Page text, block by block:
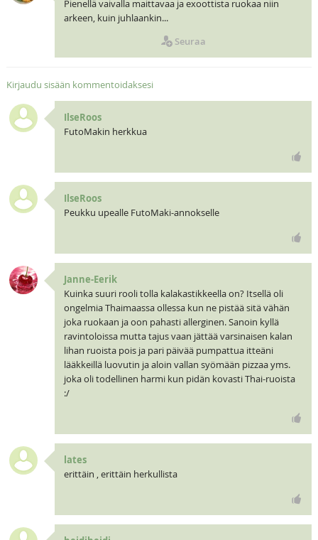
Pienellä vaivalla maittavaa ja exoottista ruokaa niin
arkeen, kuin juhlaankin...
Seuraa
Kirjaudu sisään kommentoidaksesi
IlseRoos
FutoMakin herkkua
IlseRoos
Peukku upealle FutoMaki-annokselle
Janne-Eerik
Kuinka suuri rooli tolla kalakastikkeella on? Itsellä oli
ongelmia Thaimaassa ollessa kun ne pistää sitä vähän
joka ruokaan ja oon pahasti allerginen. Sanoin kyllä
ravintoloissa mutta tajus vaan jättää varsinaisen kalan
lihan ruoista pois ja pari päivää pumpattua itteäni
lääkkeillä luovutin ja aloin vallan syömään pizzaa yms.
joka oli todellinen harmi kun pidän kovasti Thai-ruoista
:/
lates
erittäin , erittäin herkullista